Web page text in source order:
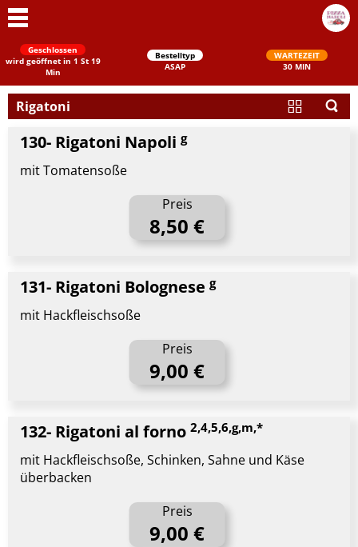
Geschlossen
wird geöffnet in 1 St 19
Min
Bestelltyp
ASAP
WARTEZEIT
30 MIN
Rigatoni
130- Rigatoni Napoli g
mit Tomatensoße
Preis
8,50 €
131- Rigatoni Bolognese g
mit Hackfleischsoße
Preis
9,00 €
132- Rigatoni al forno 2,4,5,6,g,m,*
mit Hackfleischsoße, Schinken, Sahne und Käse
überbacken
Preis
9,00 €